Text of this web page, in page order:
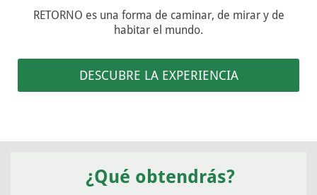
RETORNO es una forma de caminar, de mirar y de
habitar el mundo.
DESCUBRE LA EXPERIENCIA
¿Qué obtendrás?